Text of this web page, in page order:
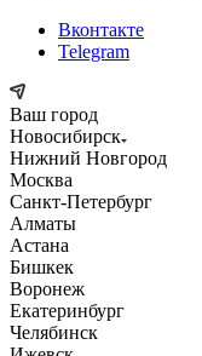
Вконтакте
Telegram
Ваш город
Новосибирск
Нижний Новгород
Москва
Санкт-Петербург
Алматы
Астана
Бишкек
Воронеж
Екатеринбург
Челябинск